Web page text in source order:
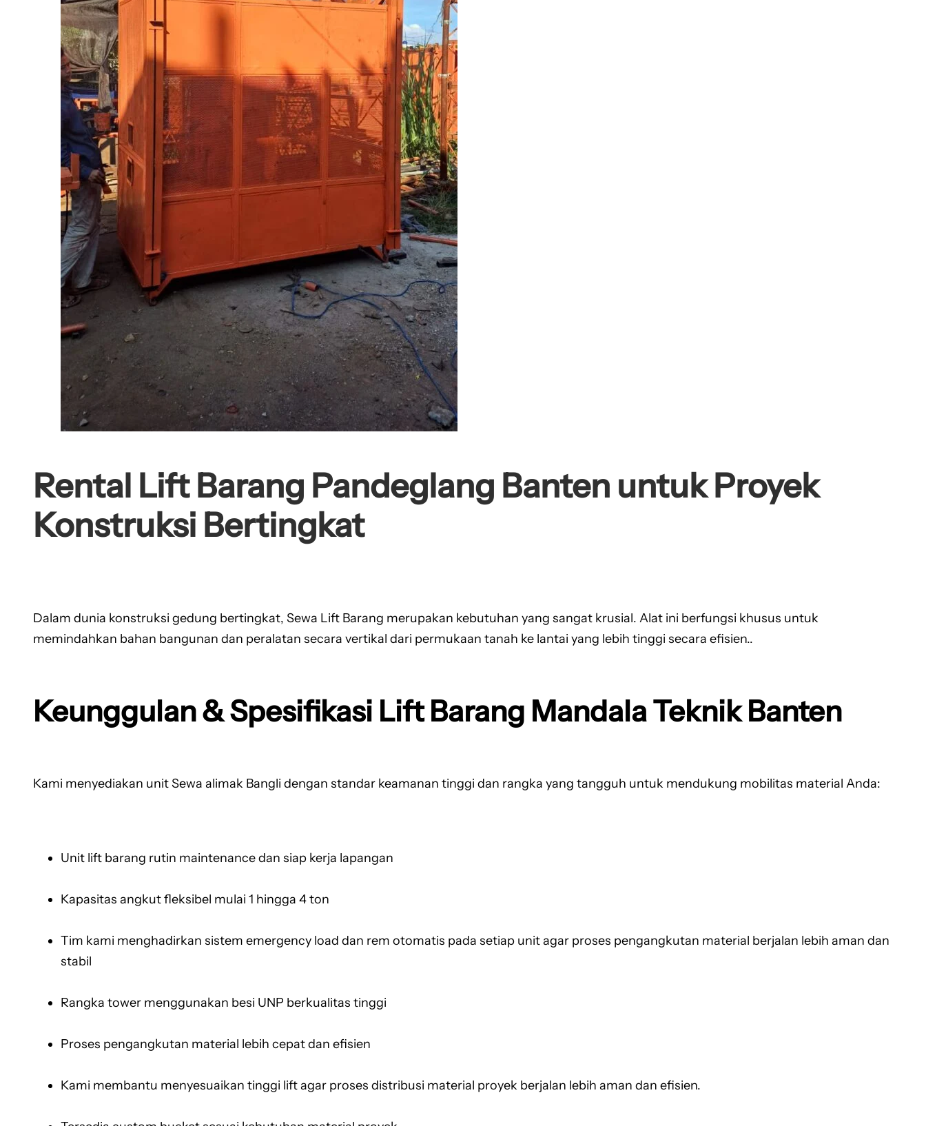
Rental Lift Barang Pandeglang Banten untuk Proyek
Konstruksi Bertingkat
Dalam dunia konstruksi gedung bertingkat, Sewa Lift Barang merupakan kebutuhan yang sangat krusial. Alat ini berfungsi khusus untuk
memindahkan bahan bangunan dan peralatan secara vertikal dari permukaan tanah ke lantai yang lebih tinggi secara efisien..
Keunggulan & Spesifikasi Lift Barang Mandala Teknik Banten
Kami menyediakan unit Sewa alimak Bangli dengan standar keamanan tinggi dan rangka yang tangguh untuk mendukung mobilitas material Anda:
Unit lift barang rutin maintenance dan siap kerja lapangan
Kapasitas angkut fleksibel mulai 1 hingga 4 ton
Tim kami menghadirkan sistem emergency load dan rem otomatis pada setiap unit agar proses pengangkutan material berjalan lebih aman dan
stabil
Rangka tower menggunakan besi UNP berkualitas tinggi
Proses pengangkutan material lebih cepat dan efisien
Kami membantu menyesuaikan tinggi lift agar proses distribusi material proyek berjalan lebih aman dan efisien.